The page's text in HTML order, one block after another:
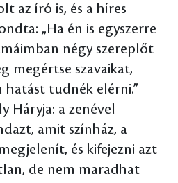
az író is, és a híres
„Ha én is egyszerre
négy szereplőt
megértse szavaikat,
hatást tudnék elérni.”
Háryja: a zenével
amit színház, a
és kifejezni azt
de nem maradhat